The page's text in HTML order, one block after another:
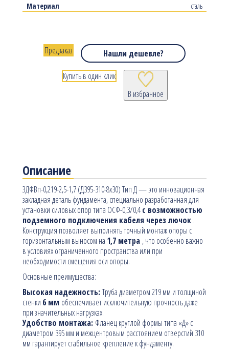
Материал
сталь
Нашли дешевле?
В избранное
Предзаказ
Купить в один клик
Описание
ЗДФВп-0,219-2,5-1,7 (Д395-310-8х30) Тип Д — это инновационная
закладная деталь фундамента, специально разработанная для
установки силовых опор типа ОСФ-0,3/0,4с возможностью
подземного подключения кабеля через лючок .
Конструкция позволяет выполнять точный монтаж опоры с
горизонтальным выносом на 1,7 метра , что особенно важно
в условиях ограниченного пространства или при
необходимости смещения оси опоры.
Основные преимущества:
Высокая надежность:Труба диаметром 219 мм и толщиной
стенки 6 мм обеспечивает исключительную прочность даже
при значительных нагрузках.
Удобство монтажа: Фланец круглой формы типа «Д» с
диаметром 395 мм и межцентровым расстоянием отверстий 310
мм гарантирует стабильное крепление к фундаменту.